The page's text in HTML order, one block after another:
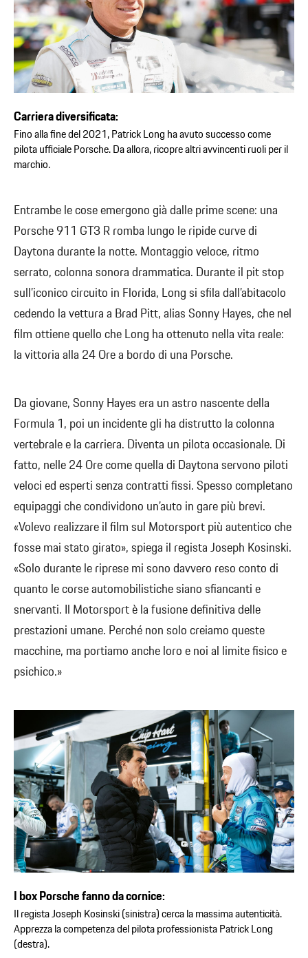
Carriera diversificata:
Fino alla fine del 2021, Patrick Long ha avuto successo come
pilota ufficiale Porsche. Da allora, ricopre altri avvincenti ruoli per il
marchio.
Entrambe le cose emergono già dalle prime scene: una
Porsche 911 GT3 R romba lungo le ripide curve di
Daytona durante la notte. Montaggio veloce, ritmo
serrato, colonna sonora drammatica. Durante il pit stop
sull’iconico circuito in Florida, Long si sfila dall’abitacolo
cedendo la vettura a Brad Pitt, alias Sonny Hayes, che nel
film ottiene quello che Long ha ottenuto nella vita reale:
la vittoria alla 24 Ore a bordo di una Porsche.
Da giovane, Sonny Hayes era un astro nascente della
Formula 1, poi un incidente gli ha distrutto la colonna
vertebrale e la carriera. Diventa un pilota occasionale. Di
fatto, nelle 24 Ore come quella di Daytona servono piloti
veloci ed esperti senza contratti fissi. Spesso completano
equipaggi che condividono un’auto in gare più brevi.
«Volevo realizzare il film sul Motorsport più autentico che
fosse mai stato girato», spiega il regista Joseph Kosinski.
«Solo durante le riprese mi sono davvero reso conto di
quanto le corse automobilistiche siano sfiancanti e
snervanti. Il Motorsport è la fusione definitiva delle
prestazioni umane. Perché non solo creiamo queste
macchine, ma portiamo anche loro e noi al limite fisico e
psichico.»
I box Porsche fanno da cornice:
Il regista Joseph Kosinski (sinistra) cerca la massima autenticità.
Apprezza la competenza del pilota professionista Patrick Long
(destra).